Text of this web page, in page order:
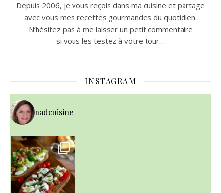
Depuis 2006, je vous reçois dans ma cuisine et partage
avec vous mes recettes gourmandes du quotidien.
N’hésitez pas à me laisser un petit commentaire
si vous les testez à votre tour…
INSTAGRAM
nadcuisine